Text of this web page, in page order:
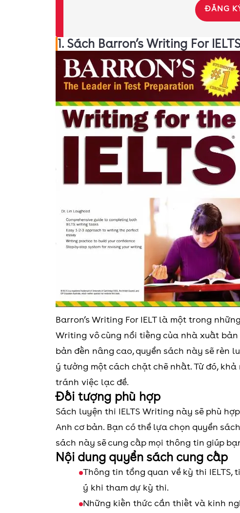
ĐĂNG
1. Sách Barron’s Writing For
Barron’s Writing For IELT là một trong
Writing vô cùng nổi tiếng của nhà xuất
bản đến nâng cao, quyển sách này sẽ rèn
ý tưởng một cách chặt chẽ nhất. Từ đó,
tránh việc lạc đề.
Đối tượng phù hợp
Sách luyện thi IELTS Writing này sẽ phù
Anh cơ bản. Bạn có thể lựa chọn quyển
sách này sẽ cung cấp mọi thông tin giúp
Nội dung quyển sách cung cấp
Thông tin tổng quan về kỳ thi IELTS,
ý khi tham dự kỳ thi.
Những kiến thức cần thiết và kinh